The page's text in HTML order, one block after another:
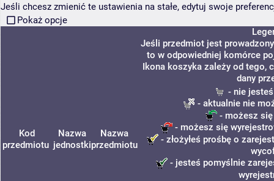
Jeśli chcesz zmienić te ustawienia na stałe, edytuj swoje
Pokaż opcje
Kod
przedmiotu
Nazwa
jednostki
Nazwa
przedmiotu
Jeśli przedmiot jest
to w odpowiedniej komórce
Ikona koszyka zależy od tego,
dany
- nie
- aktualnie nie
- możesz
- możesz się
- złożyłeś prośbę o
- jesteś pomyślnie